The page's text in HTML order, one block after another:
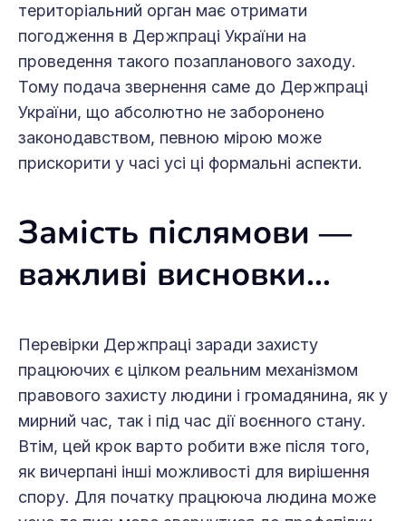
територіальний орган має отримати
погодження в Держпраці України на
проведення такого позапланового заходу.
Тому подача звернення саме до Держпраці
України, що абсолютно не заборонено
законодавством, певною мірою може
прискорити у часі усі ці формальні аспекти.
Замість післямови ―
важливі висновки…
Перевірки Держпраці заради захисту
працюючих є цілком реальним механізмом
правового захисту людини і громадянина, як у
мирний час, так і під час дії воєнного стану.
Втім, цей крок варто робити вже після того,
як вичерпані інші можливості для вирішення
спору. Для початку працююча людина може